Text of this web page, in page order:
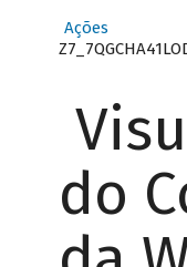
Ações
do